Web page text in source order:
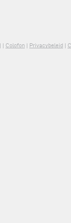
Colofon| Privacybeleid